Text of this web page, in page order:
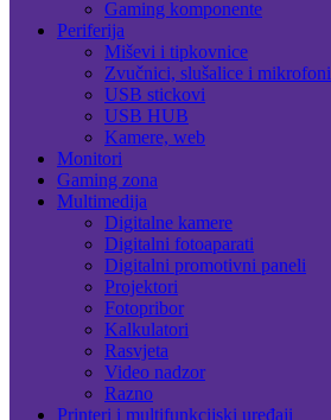
Gaming komponente
Periferija
Miševi i tipkovnice
Zvučnici, slušalice i mikrofoni
USB stickovi
USB HUB
Kamere, web
Monitori
Gaming zona
Multimedija
Digitalne kamere
Digitalni fotoaparati
Digitalni promotivni paneli
Projektori
Fotopribor
Kalkulatori
Rasvjeta
Video nadzor
Razno
Printeri i multifunkcijski uređaji